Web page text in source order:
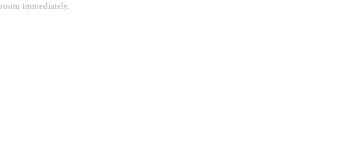
room immediately.